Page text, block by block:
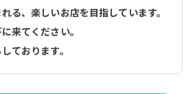
る、楽しいお店を目指しています。
来てください。
ております。